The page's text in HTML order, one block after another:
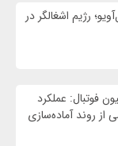
رژیم اشغالگر در
فوتبال: عملکرد
از روند آماده‌سازی